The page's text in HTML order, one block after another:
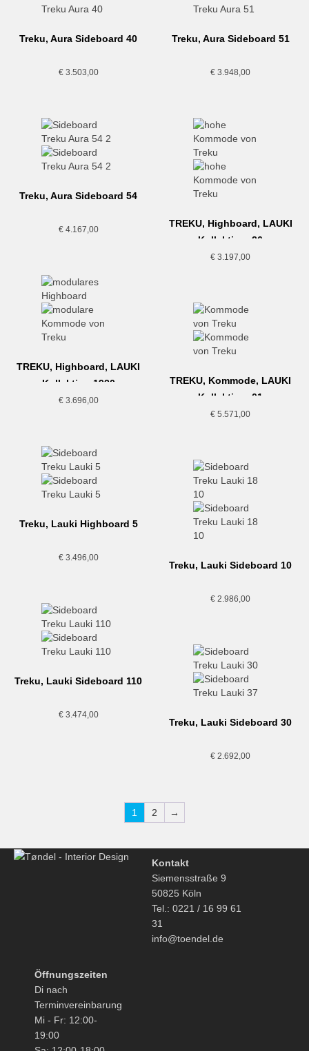
Treku, Aura Sideboard 40
€3.503,00
Treku, Aura Sideboard 51
€ 3.948,00
Treku, Aura Sideboard 54
€4.167,00
TREKU, Highboard, LAUKI
Kollektion, 26
€ 3.197,00
TREKU, Highboard, LAUKI
Kollektion,1920
€3.696,00
TREKU, Kommode, LAUKI
Kollektion, 01
€ 5.571,00
Treku, Lauki Highboard 5
€3.496,00
Treku, Lauki Sideboard 10
€ 2.986,00
Treku, Lauki Sideboard 110
€3.474,00
Treku, Lauki Sideboard 30
€ 2.692,00
1 2 →
Kontakt
Siemensstraße 9
50825 Köln
Tel.: 0221 / 16 99 61
31
info@toendel.de
Öffnungszeiten
Di nach
Terminvereinbarung
Mi - Fr: 12:00-
19:00